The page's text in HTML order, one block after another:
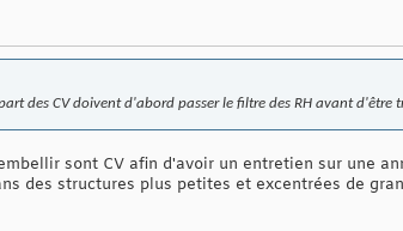
des CV doivent d'abord passer le filtre des RH avant d'être
sont CV afin d'avoir un entretien sur une
des structures plus petites et excentrées de